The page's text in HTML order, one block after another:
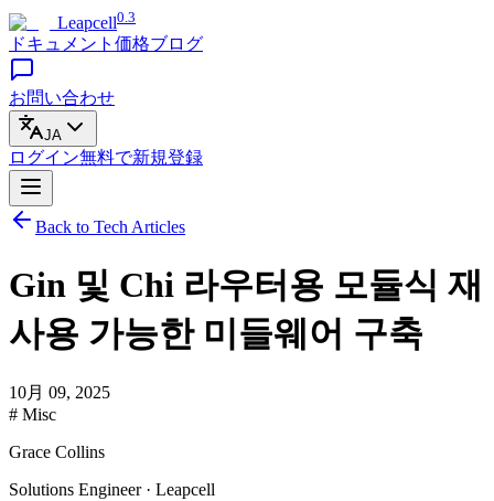
Leapcell0.3
ドキュメント 価格ブログ
お問い合わせ
JA
ログイン無料で新規登録
Back to Tech Articles
Gin 및 Chi 라우터용 모듈식 재
사용 가능한 미들웨어 구축
10月 09, 2025
# Misc
Grace Collins
Solutions Engineer · Leapcell